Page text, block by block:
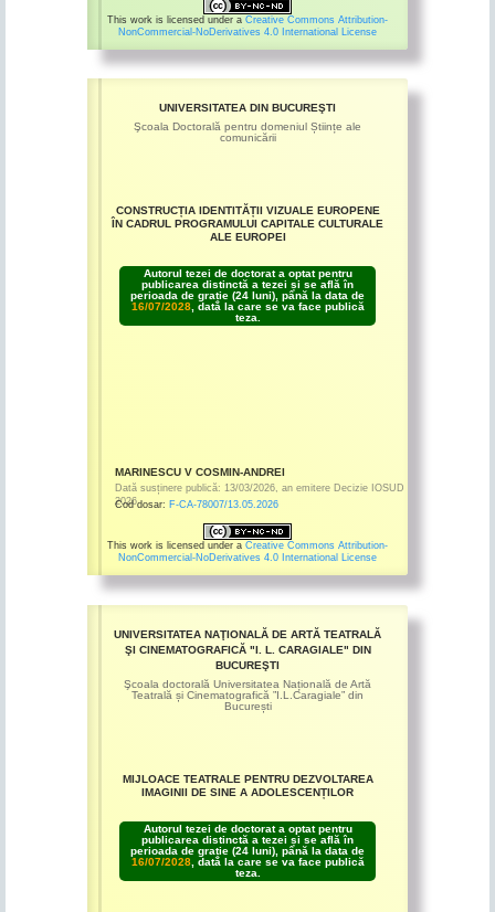
This work is licensed under a Creative Commons Attribution-
NonCommercial-NoDerivatives 4.0 International License
UNIVERSITATEA DIN BUCUREŞTI
Şcoala Doctorală pentru domeniul Științe ale
comunicării
CONSTRUCȚIA IDENTITĂȚII VIZUALE EUROPENE
ÎN CADRUL PROGRAMULUI CAPITALE CULTURALE
ALE EUROPEI
Autorul tezei de doctorat a optat pentru
publicarea distinctă a tezei și se află în
perioada de grație (24 luni), până la data de
16/07/2028, dată la care se va face publică
teza.
MARINESCU V COSMIN-ANDREI
Dată susținere publică: 13/03/2026, an emitere Decizie IOSUD
2026
Cod dosar: F-CA-78007/13.05.2026
This work is licensed under a Creative Commons Attribution-
NonCommercial-NoDerivatives 4.0 International License
UNIVERSITATEA NAŢIONALĂ DE ARTĂ TEATRALĂ
ŞI CINEMATOGRAFICĂ "I. L. CARAGIALE" DIN
BUCUREŞTI
Şcoala doctorală Universitatea Națională de Artă
Teatrală și Cinematografică ”I.L.Caragiale” din
București
MIJLOACE TEATRALE PENTRU DEZVOLTAREA
IMAGINII DE SINE A ADOLESCENȚILOR
Autorul tezei de doctorat a optat pentru
publicarea distinctă a tezei și se află în
perioada de grație (24 luni), până la data de
16/07/2028, dată la care se va face publică
teza.